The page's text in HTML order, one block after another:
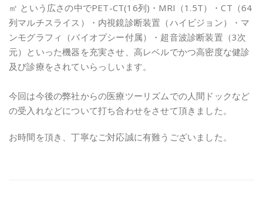
㎡ という広さの中でPET-CT(16列)・MRI（1.5T）・CT（64
列マルチスライス）・内視鏡診断装置（ハイビジョン）・マ
ンモグラフィ（バイオプシー付属）・超音波診断装置（3次
元）といった機器を充実させ、高レベルでかつ高密度な健診
及び診療をされていらっしいます。
今回は今後の弊社からの医療ツーリズムでの人間ドックなど
の受入れなどについて打ち合わせをさせて頂きました。
お時間を頂き、丁寧なご対応誠に有難うございました。